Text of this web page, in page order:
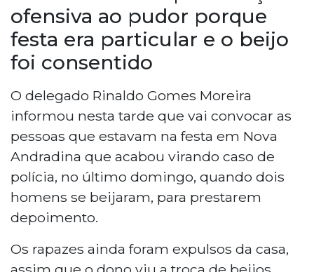
ofensiva ao pudor porque
festa era particular e o beijo
foi consentido
O delegado Rinaldo Gomes Moreira
informou nesta tarde que vai convocar as
pessoas que estavam na festa em Nova
Andradina que acabou virando caso de
polícia, no último domingo, quando dois
homens se beijaram, para prestarem
depoimento.
Os rapazes ainda foram expulsos da casa,